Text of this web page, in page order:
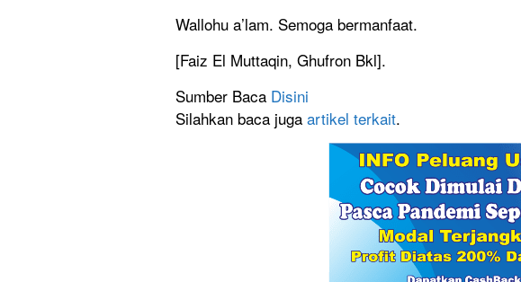
Wallohu a’lam. Semoga bermanfaat.
[Faiz El Muttaqin, Ghufron Bkl].
Sumber Baca Disini
Silahkan baca juga artikel terkait.